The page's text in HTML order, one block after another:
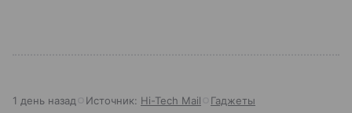
1 день назад Источник: Hi-Tech Mail Гаджеты